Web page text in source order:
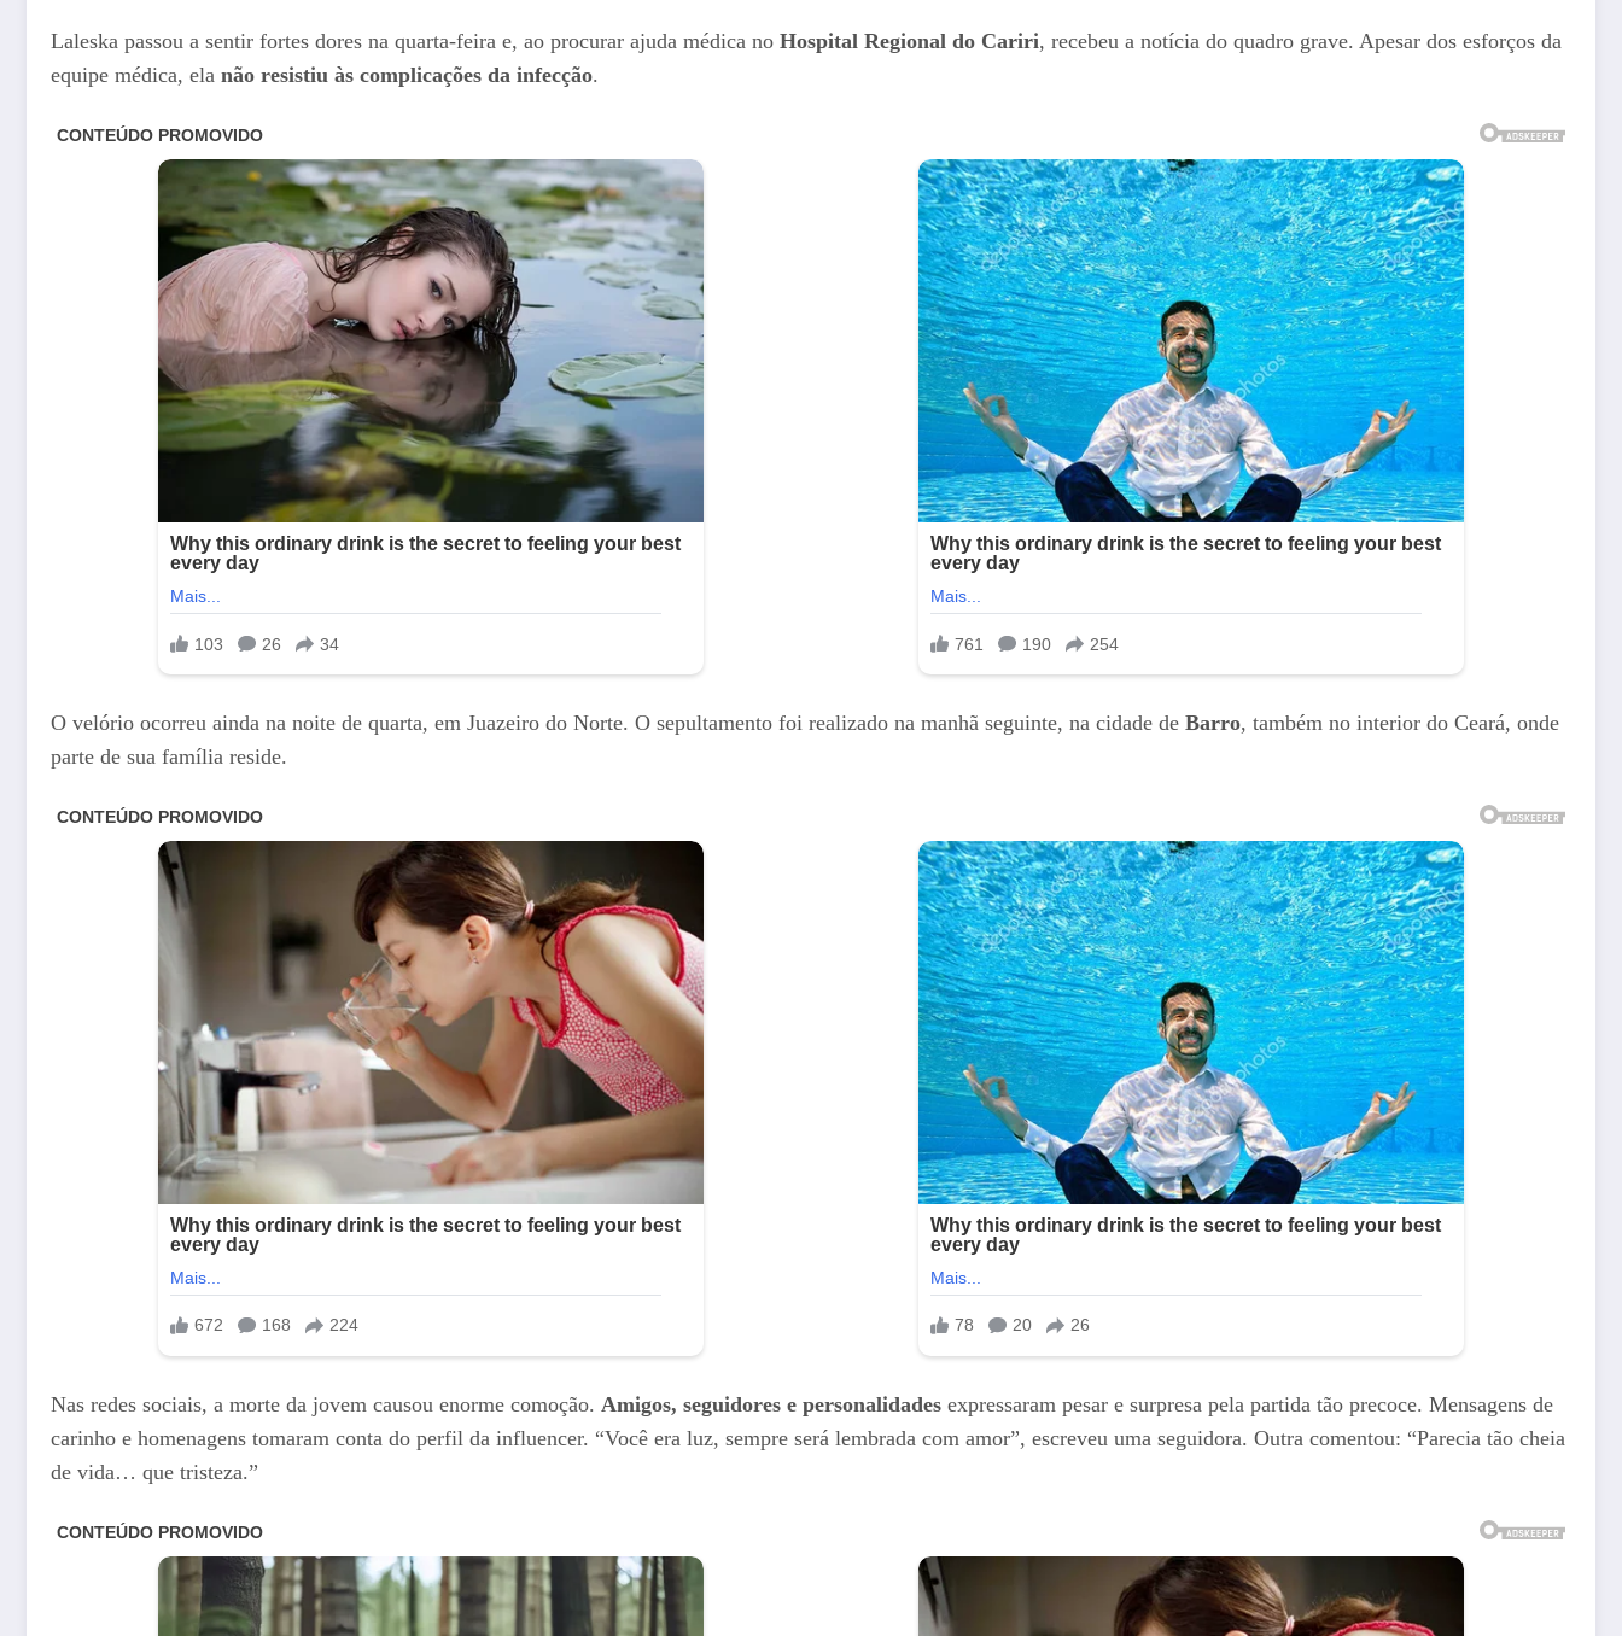
Laleska passou a sentir fortes dores na quarta-feira e, ao procurar ajuda médica no Hospital Regional do Cariri, recebeu a notícia do quadro grave. Apesar dos esforços da
equipe médica, ela não resistiu às complicações da infecção.
O velório ocorreu ainda na noite de quarta, em Juazeiro do Norte. O sepultamento foi realizado na manhã seguinte, na cidade de Barro, também no interior do Ceará, onde
parte de sua família reside.
Nas redes sociais, a morte da jovem causou enorme comoção. Amigos, seguidores e personalidades expressaram pesar e surpresa pela partida tão precoce. Mensagens de
carinho e homenagens tomaram conta do perfil da influencer. “Você era luz, sempre será lembrada com amor”, escreveu uma seguidora. Outra comentou: “Parecia tão cheia
de vida… que tristeza.”